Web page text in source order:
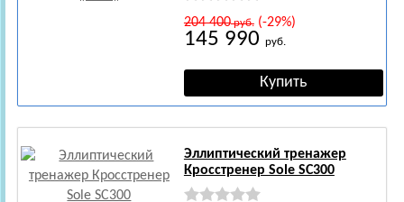
204 400руб.(-29%)
145 990 руб.
Эллиптический тренажер
Кросстренер Sole SC300